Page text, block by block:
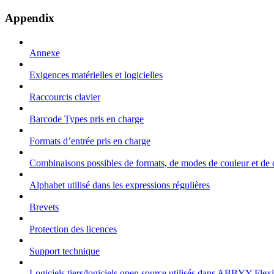
Appendix
Annexe
Exigences matérielles et logicielles
Raccourcis clavier
Barcode Types pris en charge
Formats d’entrée pris en charge
Combinaisons possibles de formats, de modes de couleur et de
Alphabet utilisé dans les expressions régulières
Brevets
Protection des licences
Support technique